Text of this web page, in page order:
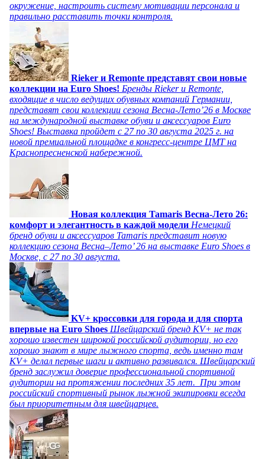
окружение, настроить систему мотивации персонала и
правильно расставить точки контроля.
Rieker и Remonte представят свои новые
коллекции на Euro Shoes! Бренды Rieker и Remonte,
входящие в число ведущих обувных компаний Германии,
представят свои коллекции сезона Весна-Лето’26 в Москве
на международной выставке обуви и аксессуаров Euro
Shoes! Выставка пройдет c 27 по 30 августа 2025 г. на
новой премиальной площадке в конгресс-центре ЦМТ на
Краснопресненской набережной.
Новая коллекция Tamaris Весна-Лето 26:
комфорт и элегантность в каждой модели Немецкий
бренд обуви и аксессуаров Tamaris представит новую
коллекцию сезона Весна–Лето’ 26 на выставке Euro Shoes в
Москве, с 27 по 30 августа.
KV+ кроссовки для города и для спорта
впервые на Euro Shoes Швейцарский бренд KV+ не так
хорошо известен широкой российской аудитории, но его
хорошо знают в мире лыжного спорта, ведь именно там
KV+ делал первые шаги и активно развивался. Швейцарский
бренд заслужил доверие профессиональной спортивной
аудитории на протяжении последних 35 лет. При этом
российский спортивный рынок лыжной экипировки всегда
был приоритетным для швейцарцев.